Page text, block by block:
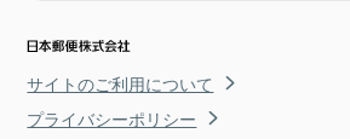
サイトのご利用について
プライバシーポリシー